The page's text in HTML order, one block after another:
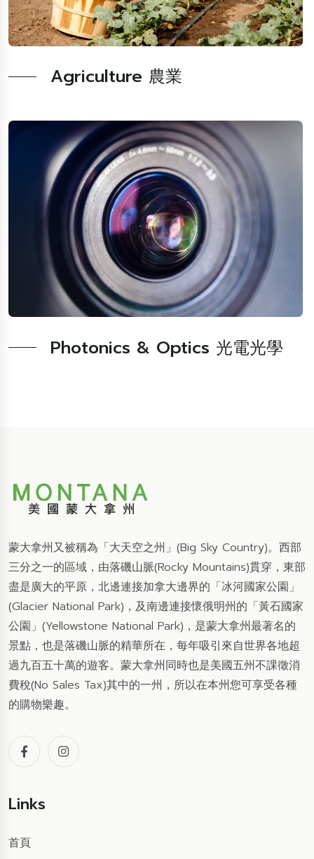
Agriculture 農業
Photonics & Optics 光電光學
蒙大拿州又被稱為「大天空之州」(Big Sky Country)。西部
三分之一的區域，由落磯山脈(Rocky Mountains)貫穿，東部
盡是廣大的平原，北邊連接加拿大邊界的「冰河國家公園」
(Glacier National Park)，及南邊連接懷俄明州的「黃石國家
公園」(Yellowstone National Park)，是蒙大拿州最著名的
景點，也是落磯山脈的精華所在，每年吸引來自世界各地超
過九百五十萬的遊客。蒙大拿州同時也是美國五州不課徵消
費稅(No Sales Tax)其中的一州，所以在本州您可享受各種
的購物樂趣。
Links
首頁